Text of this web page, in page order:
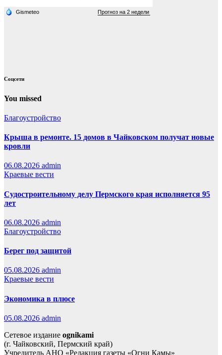
Соцсети
You missed
Благоустройство
Крыша в ремонте. 15 домов в Чайковском получат новые
кровли
06.08.2026 admin
Краевые вести
Судостроительному делу Пермского края исполняется 95
лет
06.08.2026 admin
Благоустройство
Берег под защитой
05.08.2026 admin
Краевые вести
Экономика в плюсе
05.08.2026 admin
Сетевое издание ognikami
(г. Чайковский, Пермский край)
Учредитель АНО «Редакция газеты «Огни Камы»